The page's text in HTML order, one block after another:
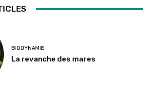
BIODYNAMIE
La revanche des mares